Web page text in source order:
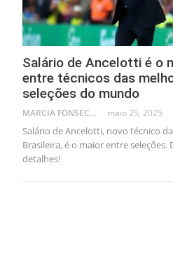
Salário de Ancelotti é o
entre técnicos das
seleções do mundo
MARCIA FONSECA - FINANCIAL CONSULTANT maio 25, 2025
Salário de Ancelotti, novo técnico
Brasileira, é o maior entre seleções.
detalhes!